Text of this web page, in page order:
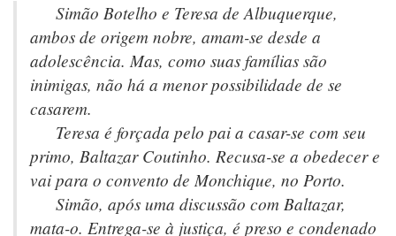
Simão Botelho e Teresa de Albuquerque,
ambos de origem nobre, amam-se desde a
adolescência. Mas, como suas famílias são
inimigas, não há a menor possibilidade de se
casarem.
Teresa é forçada pelo pai a casar-se com seu
primo, Baltazar Coutinho. Recusa-se a obedecer e
vai para o convento de Monchique, no Porto.
Simão, após uma discussão com Baltazar,
mata-o. Entrega-se à justiça, é preso e condenado